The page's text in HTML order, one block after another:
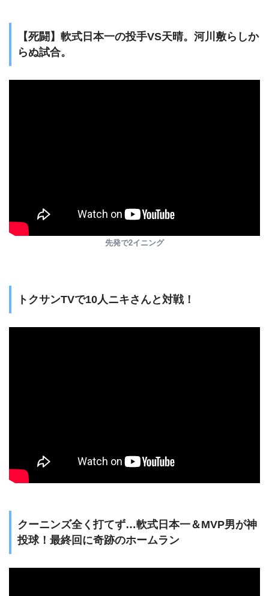
【死闘】軟式日本一の投手VS天晴。河川敷らしか
らぬ試合。
先発で2イニング
トクサンTVで10人ニキさんと対戦！
クーニンズ全く打てず…軟式日本一＆MVP男が神
投球！最終回に奇跡のホームラン